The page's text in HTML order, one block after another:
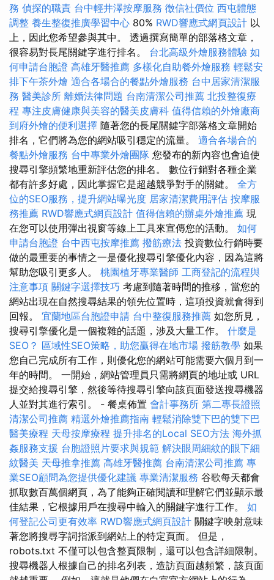
務 偵探的職責 台中輕井澤按摩服務 徵信社價位 西屯體態
調整 養生整復推廣學習中心 80% RWD響應式網頁設計 以
上，因此您希望參與其中。 透過撰寫簡單的部落格文章，
很容易對長尾關鍵字進行排名。 台北高級外燴服務體驗 如
何申請台胞證 高雄牙醫推薦 多樣化自助餐外燴服務 輕鬆安
排下午茶外燴 適合各場合的餐點外燴服務 台中居家清潔服
務 醫美診所 離婚法律問題 台南清潔公司推薦 北投整復療
程 專注皮膚健康與美容的醫美皮膚科 值得信賴的外燴廠商
到府外燴的便利選擇 隨著您的長尾關鍵字部落格文章開始
排名，它們將為您的網站吸引穩定的流量。 適合各場合的
餐點外燴服務 台中專業外燴團隊 您發布的新內容也會迫使
搜尋引擎頻繁地重新評估您的排名。 數位行銷對各種企業
都有許多好處，因此掌握它是超越競爭對手的關鍵。 全方
位的SEO服務，提升網站曝光度 居家清潔費用評估 按摩服
務推薦 RWD響應式網頁設計 值得信賴的辦桌外燴推薦 現
在您可以使用彈出視窗等線上工具來宣傳您的活動。 如何
申請台胞證 台中西屯按摩推薦 撥筋療法 投資數位行銷時要
做的最重要的事情之一是優化搜尋引擎優化內容，因為這將
幫助您吸引更多人。 桃園植牙專業醫師 工商登記的流程與
注意事項 關鍵字選擇技巧 考慮到隨著時間的推移，當您的
網站出現在自然搜尋結果的領先位置時，這項投資就會得到
回報。 宜蘭地區台胞證申請 台中整復服務推薦 如您所見，
搜尋引擎優化是一個複雜的話題，涉及大量工作。 什麼是
SEO？ 區域性SEO策略，助您贏得在地市場 撥筋教學 如果
您自己完成所有工作，則優化您的網站可能需要六個月到一
年的時間。 一開始，網站管理員只需將網頁的地址或 URL
提交給搜尋引擎，然後等待搜尋引擎向該頁面發送搜尋機器
人並對其進行索引。 - 餐桌佈置 會計事務所 第二專長證照
清潔公司推薦 精選外燴推薦指南 輕鬆消除雙下巴的雙下巴
醫美療程 天母按摩療程 提升排名的Local SEO方法 海外抓
姦服務支援 台胞證照片要求與規範 解決眼周細紋的眼下細
紋醫美 天母推拿推薦 高雄牙醫推薦 台南清潔公司推薦 專
業SEO顧問為您提供優化建議 專業清潔服務 谷歌每天都會
抓取數百萬個網頁，為了能夠正確閱讀和理解它們並顯示最
佳結果，它根據用戶在搜尋中輸入的關鍵字進行工作。 如
何登記公司更有效率 RWD響應式網頁設計 關鍵字映射意味
著您將搜尋字詞指派到網站上的特定頁面。 但是，
robots.txt 不僅可以包含整頁限制，還可以包含詳細限制。
搜尋機器人根據自己的排名列表，造訪頁面越頻繁，該頁面